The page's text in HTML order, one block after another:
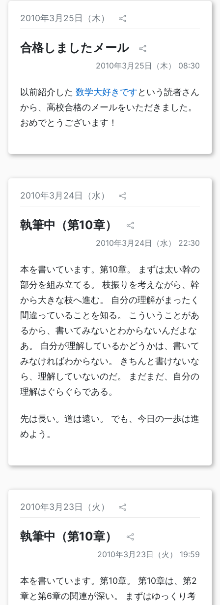
2010年3月25日（木）
合格しましたメール
2010年3月25日（木） 08:30
以前紹介した 数学大好きですという読者さん
から、高校合格のメールをいただきました。
おめでとうございます！
2010年3月24日（水）
執筆中（第10章）
2010年3月24日（水） 22:30
本を書いています。第10章。 まずは太い幹の
部分を組み立てる。 枝振りを考えながら、幹
から大きな枝へ進む。 自分の理解がまったく
間違っていることを知る。 こういうことがあ
るから、書いてみないとわからないんだよな
あ。 自分が理解しているかどうかは、書いて
みなければわからない。 きちんと書けないな
ら、理解していないのだ。 まだまだ、自分の
理解はぐらぐらである。
先は長い。道は遠い。 でも、今日の一歩は進
めよう。
2010年3月23日（火）
執筆中（第10章）
2010年3月23日（火） 19:59
本を書いています。第10章。 第10章は、第2
章と第6章の関連が深い。 まずはゆっくり考